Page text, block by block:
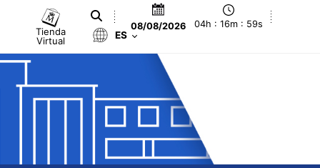
Tienda
Virtual
08/08/2026 04h : 16m : 59s
ES